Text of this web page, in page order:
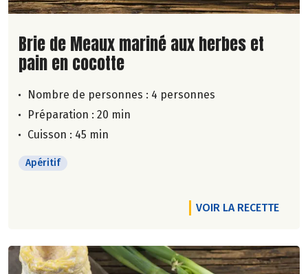
Lire la suite de la recette
Brie de Meaux mariné aux herbes et
pain en cocotte
Nombre de personnes : 4 personnes
Préparation : 20 min
Cuisson : 45 min
Apéritif
VOIR LA RECETTE